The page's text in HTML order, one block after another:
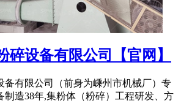
碎设备有限公司【官网】
备有限公司（前身为嵊州市机械厂）专
制造38年,集粉体（粉碎）工程研发、方